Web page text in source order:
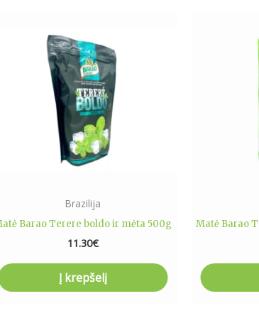
Brazilija
Barao Terere boldo ir mėta 500g
11.30€
Į krepšelį
Matė Barao